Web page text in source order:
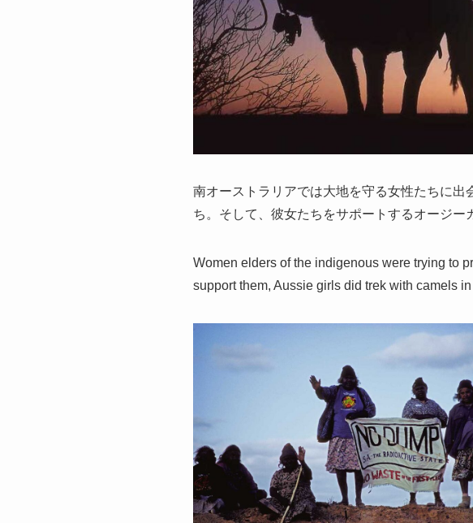
南オーストラリアでは大地を守る女性たちに
ち。そして、彼女たちをサポートするオージー
Women elders of the indigenous were trying to
support them, Aussie girls did trek with camels